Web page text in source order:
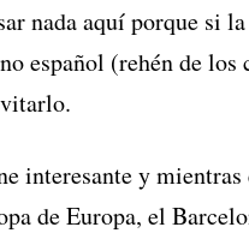
nada aquí porque si
español (rehén de
interesante y
de Europa, el